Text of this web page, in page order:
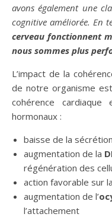
avons également une
cognitive améliorée. En
cerveau fonctionnent
nous sommes plus
L’impact de la
de notre organisme
cohérence cardiaque
hormonaux :
baisse de la
augmentation de la
régénération des
action favorable sur la
augmentation de l’
l’attachement